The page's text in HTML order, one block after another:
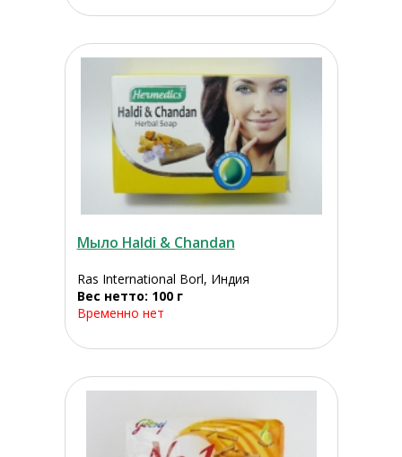
Мыло Haldi & Chandan
Ras International Borl, Индия
Вес нетто: 100 г
Временно нет